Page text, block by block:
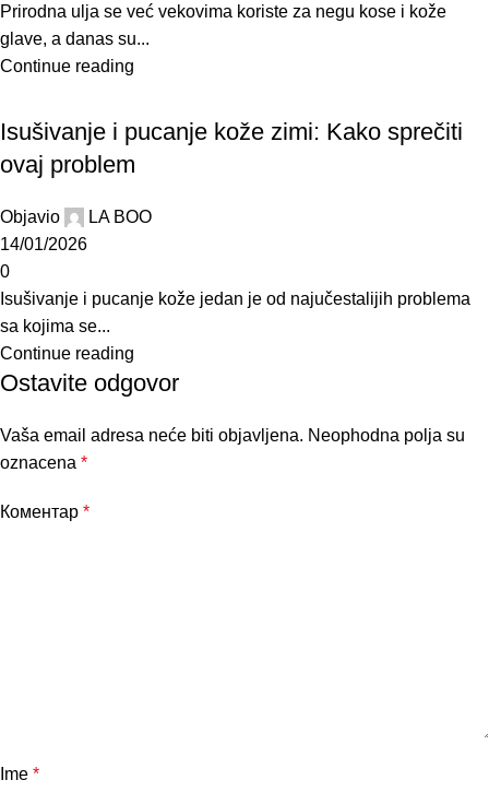
Prirodna ulja se već vekovima koriste za negu kose i kože
glave, a danas su...
Continue reading
Isušivanje i pucanje kože zimi: Kako sprečiti
ovaj problem
Objavio
LA BOO
14/01/2026
0
Isušivanje i pucanje kože jedan je od najučestalijih problema
sa kojima se...
Continue reading
Ostavite odgovor
Vaša email adresa neće biti objavljena. Neophodna polja su
oznacena *
Коментар *
Ime *